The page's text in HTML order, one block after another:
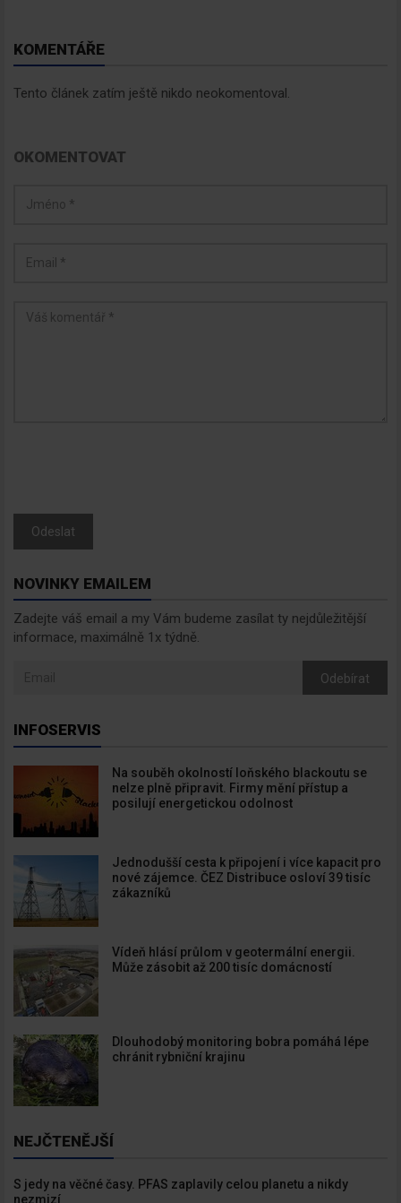
KOMENTÁŘE
Tento článek zatím ještě nikdo neokomentoval.
OKOMENTOVAT
Odeslat
NOVINKY EMAILEM
Zadejte váš email a my Vám budeme zasílat ty nejdůležitější
informace, maximálně 1x týdně.
Odebírat
INFOSERVIS
Na souběh okolností loňského blackoutu se
nelze plně připravit. Firmy mění přístup a
posilují energetickou odolnost
Jednodušší cesta k připojení i více kapacit pro
nové zájemce. ČEZ Distribuce osloví 39 tisíc
zákazníků
Vídeň hlásí průlom v geotermální energii.
Může zásobit až 200 tisíc domácností
Dlouhodobý monitoring bobra pomáhá lépe
chránit rybniční krajinu
NEJČTENĚJŠÍ
S jedy na věčné časy. PFAS zaplavily celou planetu a nikdy
nezmizí